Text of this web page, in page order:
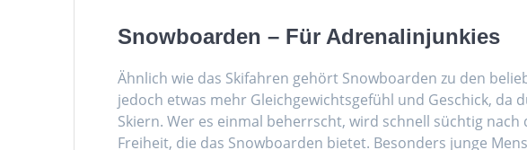
Snowboarden – Für Adrenalinjunkies
Ähnlich wie das Skifahren gehört Snowboarden zu den
jedoch etwas mehr Gleichgewichtsgefühl und Geschick, da
Skiern. Wer es einmal beherrscht, wird schnell süchtig
Freiheit, die das Snowboarden bietet. Besonders junge